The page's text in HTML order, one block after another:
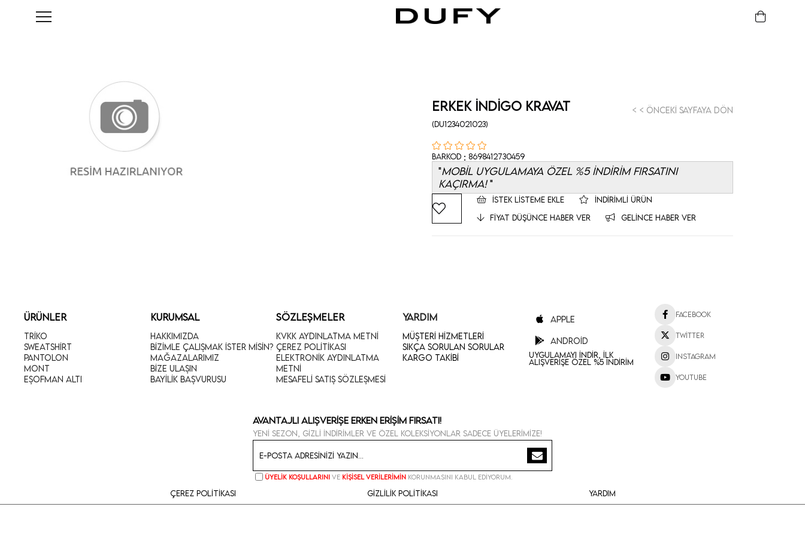
< < Önceki Sayfaya Dön
Erkek İndigo Kravat
(DU1234021023)
Barkod : 8698412730459
MOBİL UYGULAMAYA ÖZEL %5 İNDİRİM FIRSATINI
KAÇIRMA!
İSTEK LISTEME EKLE
İNDIRIMLI ÜRÜN
FIYAT DÜŞÜNCE HABER VER
GELINCE HABER VER
ÜRÜNLER
Triko
Sweatshirt
Pantolon
Mont
Eşofman Altı
KURUMSAL
Hakkımızda
Bizimle Çalışmak İster Misin?
Mağazalarımız
Bize Ulaşın
Bayilik Başvurusu
SÖZLEŞMELER
KVKK Aydınlatma Metni
Çerez Politikası
Elektronik Aydınlatma
Metni
Mesafeli Satış Sözleşmesi
YARDIM
Müşteri Hizmetleri
Sıkça Sorulan Sorular
Kargo Takibi
Apple
Android
Uygulamayı İndir, İlk
Alışverişe Özel %5 İndirim
Facebook
Twitter
Instagram
Youtube
Avantajlı Alışverişe Erken Erişim Fırsatı!
Yeni sezon, gizli indirimler ve özel koleksiyonlar sadece üyelerimize!
Üyelik koşullarını ve kişisel verilerimin korunmasını kabul ediyorum.
Çerez Politikası Gizlilik Politikası Yardım